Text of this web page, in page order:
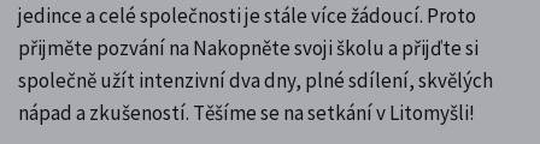
jedince a celé společnosti je stále více žádoucí. Proto
přijměte pozvání na Nakopněte svoji školu a přijďte si
společně užít intenzivní dva dny, plné sdílení, skvělých
nápad a zkušeností. Těšíme se na setkání v Litomyšli!